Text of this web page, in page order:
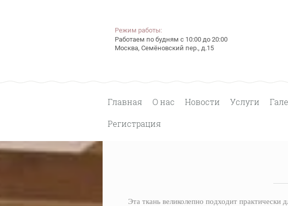
Режим работы:
Работаем по будням с 10:00 до 20:00
Москва, Семёновский пер., д.15
Главная О нас Новости Услуги
Регистрация
Эта ткань великолепно подходит практически